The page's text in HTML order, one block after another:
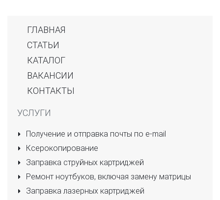
ГЛАВНАЯ
СТАТЬИ
КАТАЛОГ
ВАКАНСИИ
КОНТАКТЫ
УСЛУГИ
Получение и отправка почты по e-mail
Ксерокопирование
Заправка струйных картриджей
Ремонт ноутбуков, включая замену матрицы
Заправка лазерных картриджей